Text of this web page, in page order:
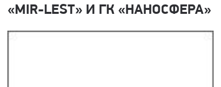
«MIR-LEST» И ГК «НАНОСФЕРА»